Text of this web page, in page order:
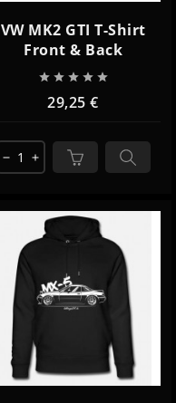
VW MK2 GTI T-Shirt
Front & Back
    
29,25 €
remove add